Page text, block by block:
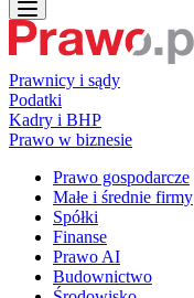
Prawnicy i sądy
Podatki
Kadry i BHP
Prawo w biznesie
Prawo gospodarcze
Małe i średnie firmy
Spółki
Finanse
Prawo AI
Budownictwo